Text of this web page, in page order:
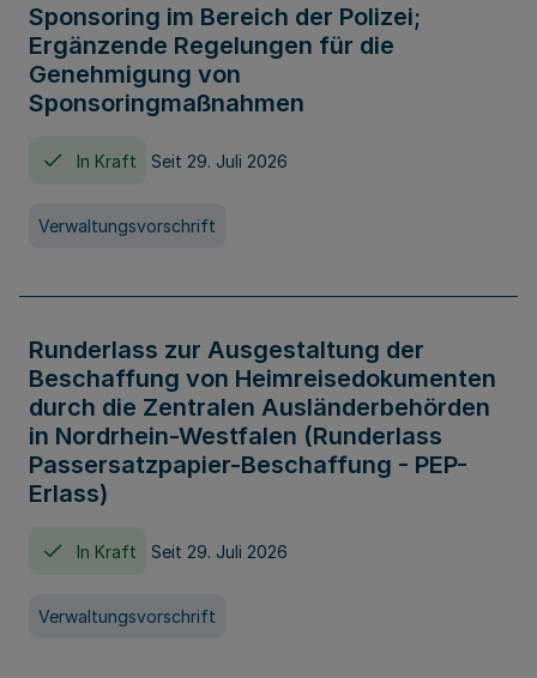
Sponsoring im Bereich der Polizei;
Ergänzende Regelungen für die
Genehmigung von
Sponsoringmaßnahmen
In Kraft Seit 29. Juli 2026
Verwaltungsvorschrift
Runderlass zur Ausgestaltung der
Beschaffung von Heimreisedokumenten
durch die Zentralen Ausländerbehörden
in Nordrhein-Westfalen (Runderlass
Passersatzpapier-Beschaffung - PEP-
Erlass)
In Kraft Seit 29. Juli 2026
Verwaltungsvorschrift